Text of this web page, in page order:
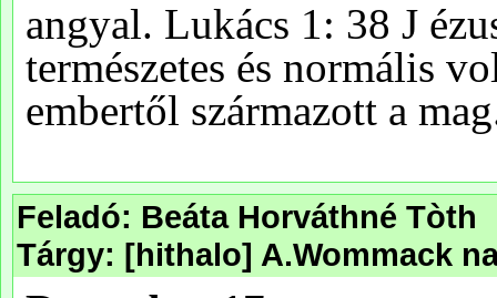
Feladó: Beáta Horváthné Tòth
Tárgy: [hithalo] A.Wommack